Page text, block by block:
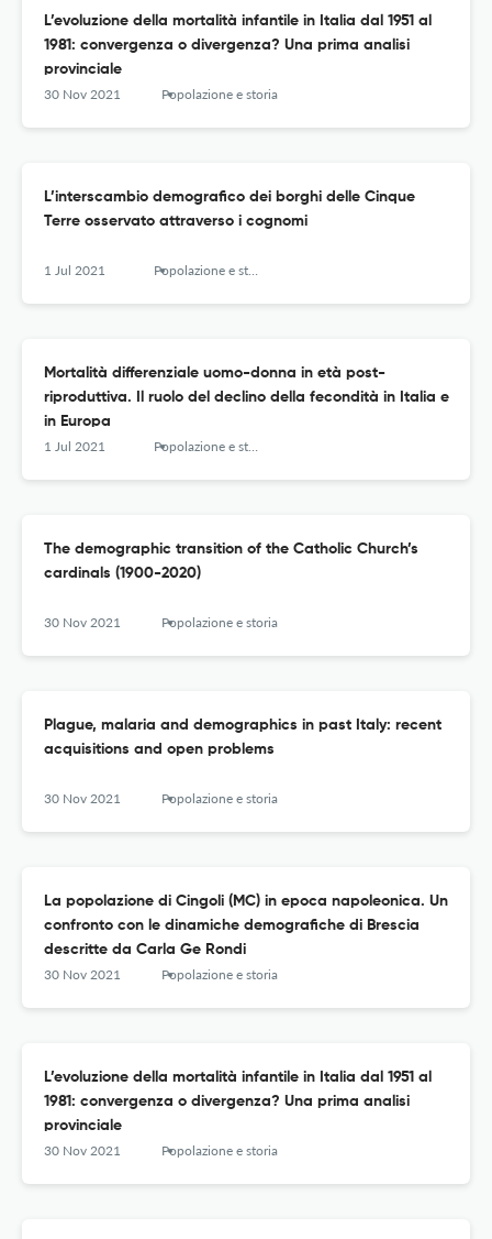
L’evoluzione della mortalità infantile in Italia dal 1951 al
1981: convergenza o divergenza? Una prima analisi
provinciale
30 Nov 2021 Popolazione e storia
L’interscambio demografico dei borghi delle Cinque
Terre osservato attraverso i cognomi
1 Jul 2021 Popolazione e storia
Mortalità differenziale uomo-donna in età post-
riproduttiva. Il ruolo del declino della fecondità in Italia e
in Europa
1 Jul 2021 Popolazione e storia
The demographic transition of the Catholic Church’s
cardinals (1900-2020)
30 Nov 2021 Popolazione e storia
Plague, malaria and demographics in past Italy: recent
acquisitions and open problems
30 Nov 2021 Popolazione e storia
La popolazione di Cingoli (MC) in epoca napoleonica. Un
confronto con le dinamiche demografiche di Brescia
descritte da Carla Ge Rondi
30 Nov 2021 Popolazione e storia
L’evoluzione della mortalità infantile in Italia dal 1951 al
1981: convergenza o divergenza? Una prima analisi
provinciale
30 Nov 2021 Popolazione e storia